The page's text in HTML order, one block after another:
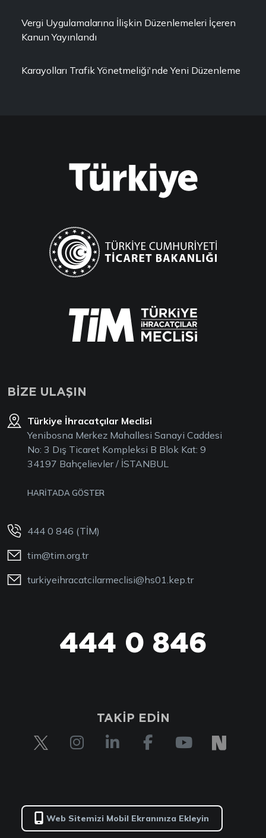
Vergi Uygulamalarına İlişkin Düzenlemeleri İçeren
Kanun Yayınlandı
Karayolları Trafik Yönetmeliği'nde Yeni Düzenleme
BİZE ULAŞIN
Türkiye İhracatçılar Meclisi
Yenibosna Merkez Mahallesi Sanayi Caddesi
No: 3 Dış Ticaret Kompleksi B Blok Kat: 9
34197 Bahçelievler / İSTANBUL
HARİTADA GÖSTER
444 0 846 (TİM)
tim@tim.org.tr
turkiyeihracatcilarmeclisi@hs01.kep.tr
444 0 846
TAKİP EDİN
Web Sitemizi Mobil Ekranınıza Ekleyin